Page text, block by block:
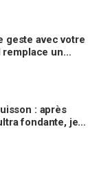
geste avec votre
un
: après
fondante, je